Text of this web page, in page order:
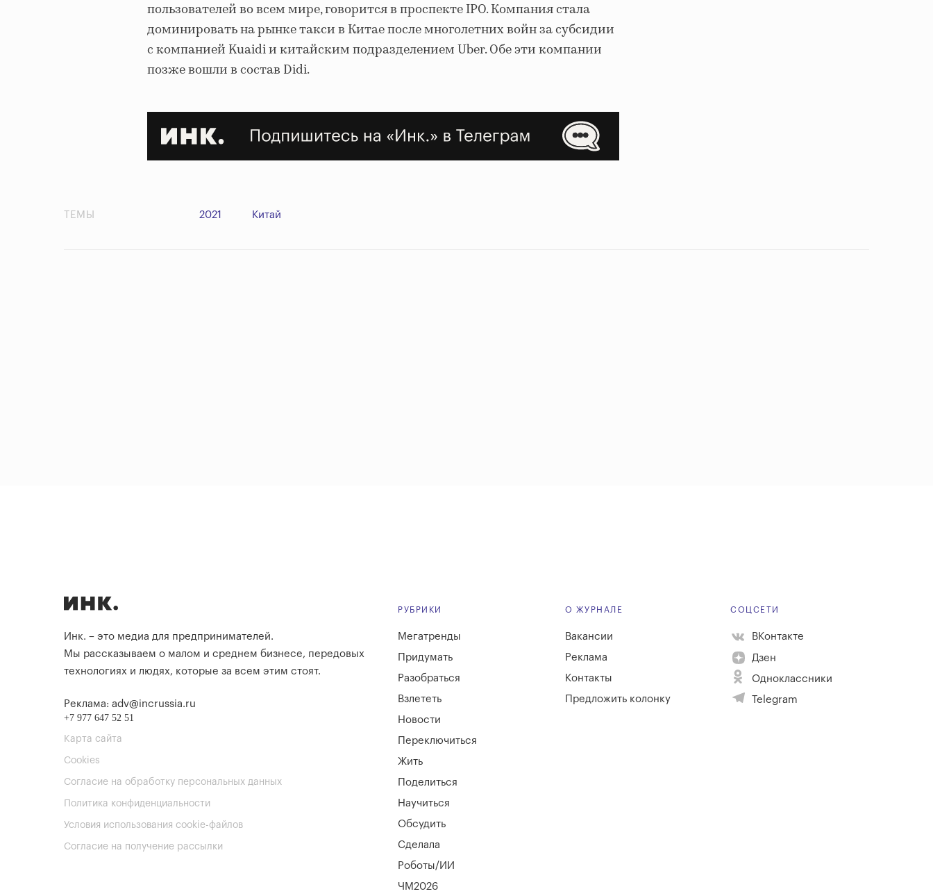
пользователей во всем мире, говорится в проспекте IPO. Компания стала
доминировать на рынке такси в Китае после многолетних войн за субсидии
с компанией Kuaidi и китайским подразделением Uber. Обе эти компании
позже вошли в состав Didi.
ТЕМЫ 2021 Китай
Инк. – это медиа для предпринимателей.
Мы рассказываем о малом и среднем бизнесе, передовых
технологиях и людях, которые за всем этим стоят.
Реклама: adv@incrussia.ru
+7 977 647 52 51
Карта сайта
Cookies
Согласие на обработку персональных данных
Политика конфиденциальности
Условия использования cookie-файлов
Согласие на получение рассылки
РУБРИКИ
Мегатренды
Придумать
Разобраться
Взлететь
Новости
Переключиться
Жить
Поделиться
Научиться
Обсудить
Сделала
Роботы/ИИ
ЧМ2026
О ЖУРНАЛЕ
Вакансии
Реклама
Контакты
Предложить колонку
СОЦСЕТИ
ВКонтакте
Дзен
Одноклассники
Telegram